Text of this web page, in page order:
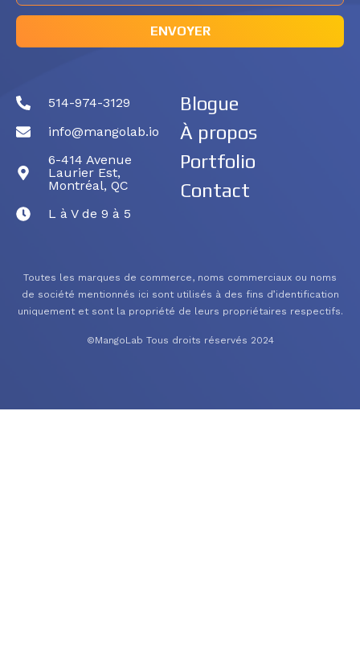
ENVOYER
514-974-3129
info@mangolab.io
6-414 Avenue
Laurier Est,
Montréal, QC
L à V de 9 à 5
Blogue
À propos
Portfolio
Contact
Toutes les marques de commerce, noms commerciaux ou noms
de société mentionnés ici sont utilisés à des fins d’identification
uniquement et sont la propriété de leurs propriétaires respectifs.
©MangoLab Tous droits réservés 2024